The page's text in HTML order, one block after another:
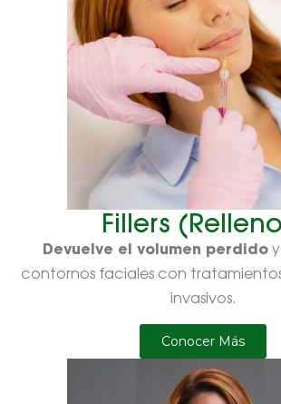
Fillers
Devuelve el volumen perdidoy
contornos faciales con
invasivos.
Conocer Más